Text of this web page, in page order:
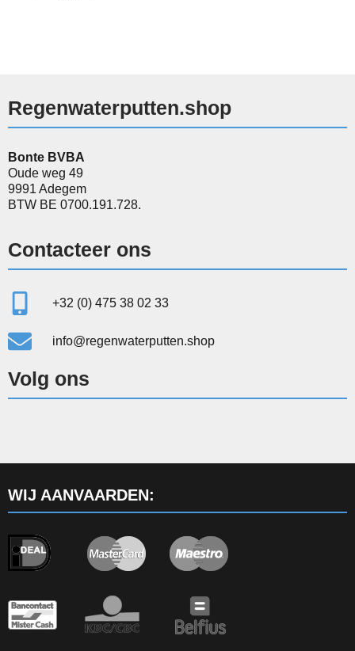
Regenwaterputten.shop
Bonte BVBA
Oude weg 49
9991 Adegem
BTW BE 0700.191.728.
Contacteer ons
+32 (0) 475 38 02 33
info@regenwaterputten.shop
Volg ons
WIJ AANVAARDEN: